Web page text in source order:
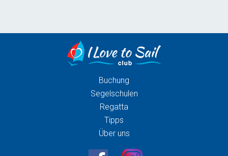
Buchung
Segelschulen
Regatta
Tipps
Über uns